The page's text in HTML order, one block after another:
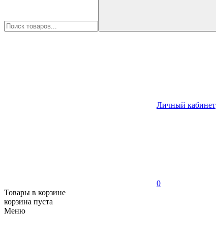
Личный кабинет
0
Товары в корзине
корзина пуста
Меню